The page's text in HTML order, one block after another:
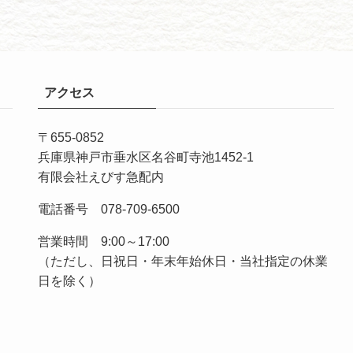
アクセス
〒655-0852
兵庫県神戸市垂水区名谷町寺池1452-1
有限会社えびす急配内
電話番号 078-709-6500
営業時間 9:00～17:00
（ただし、日祝日・年末年始休日・当社指定の休業
日を除く）